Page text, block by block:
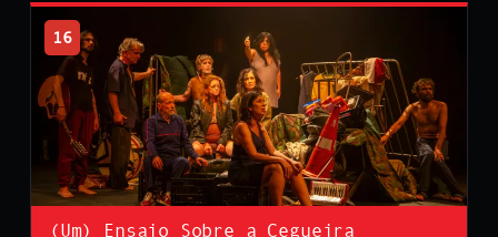
16
(Um) Ensaio Sobre a Cegueira